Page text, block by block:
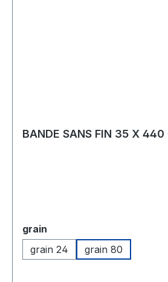
BANDE SANS FIN 35 X 440
Sélectionnez
grain
grain 24
grain 80